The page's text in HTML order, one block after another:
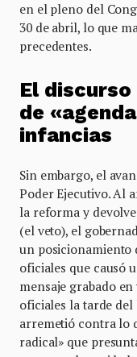
en el pleno del
30 de abril, lo que
precedentes.
El
de
infancias
Sin embargo, el
Poder Ejecutivo. Al
la reforma y
(el veto), el
un posicionamiento
oficiales que causó
mensaje grabado
oficiales la tarde del
arremetió contra lo
radical» que